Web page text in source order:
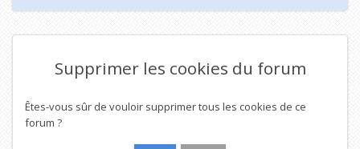
Supprimer les cookies du forum
Êtes-vous sûr de vouloir supprimer tous les cookies de ce
forum ?